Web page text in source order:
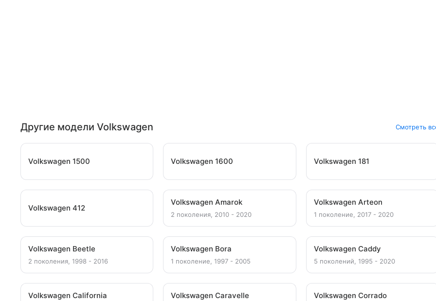
Другие модели Volkswagen Смотреть
Volkswagen 1500 Volkswagen 1600 Volkswagen 181
Volkswagen 412
Volkswagen Amarok
2 поколения, 2010 - 2020
Volkswagen Arteon
1 поколение, 2017 - 2020
Volkswagen Beetle
2 поколения, 1998 - 2016
Volkswagen Bora
1 поколение, 1997 - 2005
Volkswagen Caddy
5 поколений, 1995 - 2020
Volkswagen California Volkswagen Caravelle Volkswagen Corrado